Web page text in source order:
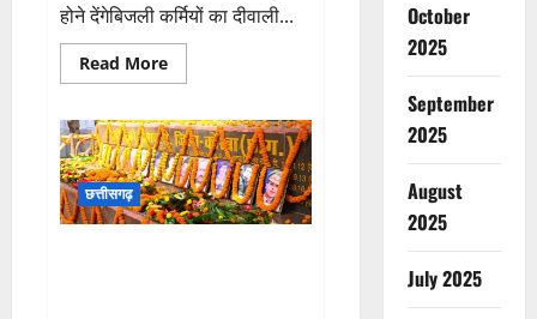
होने देंगेबिजली कर्मियों का दीवाली...
Read MoreRead
more
सूर्यघर
योजना
से
300
यूनिट
मुफ्त
बिजली
छत्तीसगढ़
October
2025
September
2025
August
2025
July 2025